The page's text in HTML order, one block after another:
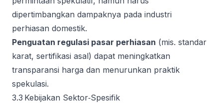
dipertimbangkan dampaknya pada industri
perhiasan domestik.
Penguatan regulasi pasar perhiasan (mis. standar
karat, sertifikasi asal) dapat meningkatkan
transparansi harga dan menurunkan praktik
spekulasi.
3.3 Kebijakan Sektor‑Spesifik